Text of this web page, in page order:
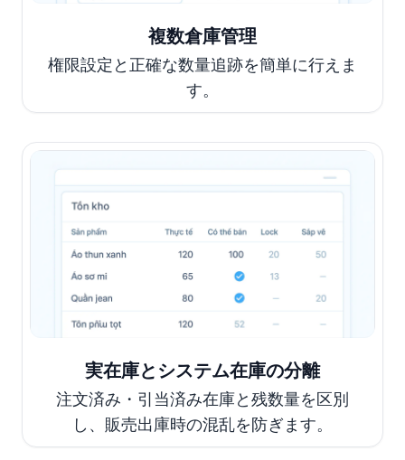
複数倉庫管理
権限設定と正確な数量追跡を簡単に行えま
す。
実在庫とシステム在庫の分離
注文済み・引当済み在庫と残数量を区別
し、販売出庫時の混乱を防ぎます。